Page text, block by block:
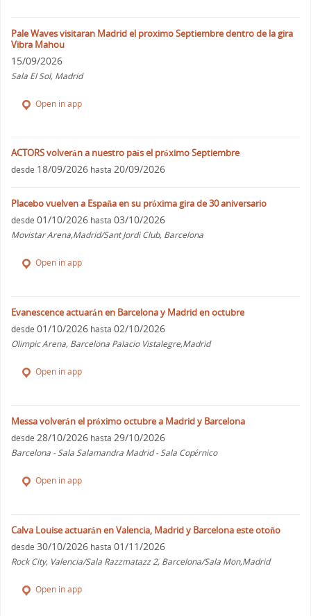
Pale Waves visitaran Madrid el proximo Septiembre dentro de la gira
Vibra Mahou
15/09/2026
Sala El Sol, Madrid
Open in app
ACTORS volverán a nuestro país el próximo Septiembre
desde 18/09/2026 hasta 20/09/2026
Placebo vuelven a España en su próxima gira de 30 aniversario
desde 01/10/2026 hasta 03/10/2026
Movistar Arena,Madrid/Sant Jordi Club, Barcelona
Open in app
Evanescence actuarán en Barcelona y Madrid en octubre
desde 01/10/2026 hasta 02/10/2026
Olimpic Arena, Barcelona Palacio Vistalegre,Madrid
Open in app
Messa volverán el próximo octubre a Madrid y Barcelona
desde 28/10/2026 hasta 29/10/2026
Barcelona - Sala Salamandra Madrid - Sala Copérnico
Open in app
Calva Louise actuarán en Valencia, Madrid y Barcelona este otoño
desde 30/10/2026 hasta 01/11/2026
Rock City, Valencia/Sala Razzmatazz 2, Barcelona/Sala Mon,Madrid
Open in app